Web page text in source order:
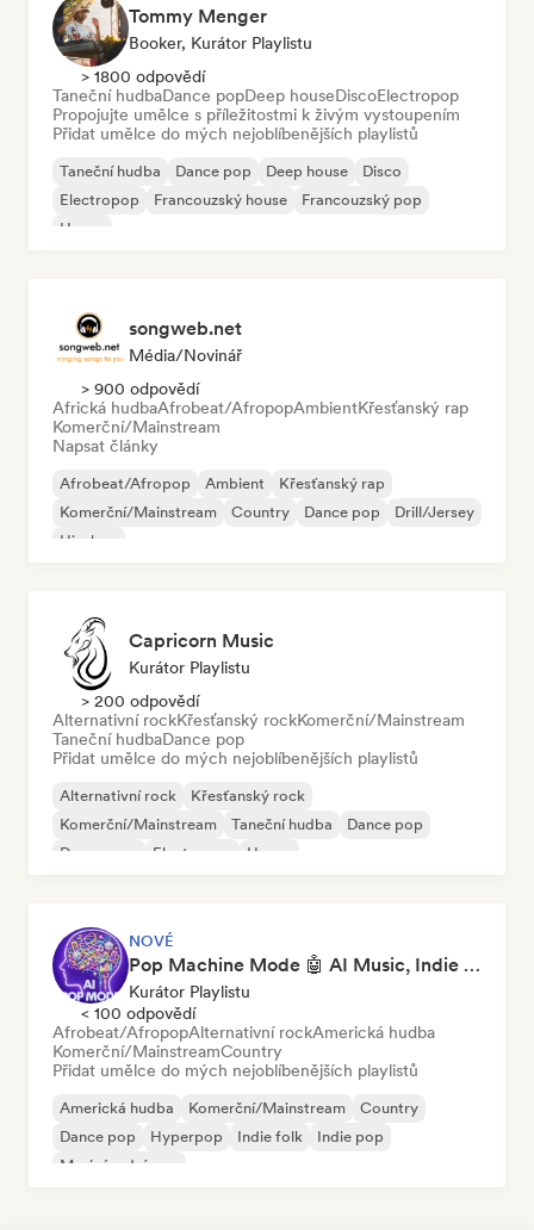
Tommy Menger
Booker, Kurátor Playlistu
> 1800 odpovědí
Taneční hudbaDance popDeep houseDiscoElectropop
Propojujte umělce s příležitostmi k živým vystoupením
Přidat umělce do mých nejoblíbenějších playlistů
Taneční hudba Dance pop Deep house
Disco
Electropop
Francouzský house
Francouzský pop
House
songweb.net
Média/novinář
> 900 odpovědí
Africká hudbaAfrobeat/AfropopAmbientKřesťanský rap
Komerční/Mainstream
Napsat články
Afrobeat/Afropop Ambient
Křesťanský rap
Komerční/Mainstream
Country Dance pop
Drill/Jersey
Hip-hop
Capricorn Music
Kurátor Playlistu
> 200 odpovědí
Alternativní rockKřesťanský rockKomerční/Mainstream
Taneční hudbaDance pop
Přidat umělce do mých nejoblíbenějších playlistů
Alternativní rock
Křesťanský rock
Komerční/Mainstream
Taneční hudba
Dance pop
Dream pop
Electropop House
NOVÉ
Pop Machine Mode 🤖 AI Music, Indie Pop & Dream Pop
Kurátor Playlistu
< 100 odpovědí
Afrobeat/AfropopAlternativní rockAmerická hudba
Komerční/MainstreamCountry
Přidat umělce do mých nejoblíbenějších playlistů
Americká hudba Komerční/Mainstream
Country
Dance pop
Hyperpop Indie folk
Indie pop
Mezinárodní pop